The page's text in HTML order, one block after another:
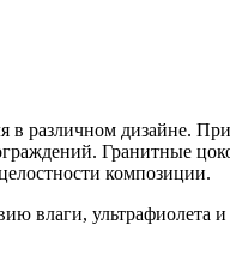
в различном дизайне.
Гранитные
композиции.
влаги, ультрафиолета